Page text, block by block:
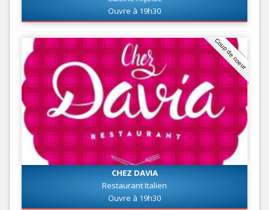
Ouvre à 19h30
Coup de coeur
CHEZ DAVIA
Restaurant Italien
Ouvre à 19h30